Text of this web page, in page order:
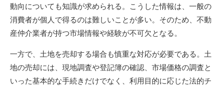
動向についても知識が求められる。こうした情報は、一般の
消費者が個人で得るのは難しいことが多い。そのため、不動
産仲介業者が持つ市場情報や経験が不可欠となる。
一方で、土地を売却する場合も慎重な対応が必要である。土
地の売却には、現地調査や登記簿の確認、市場価格の調査と
いった基本的な手続きだけでなく、利用目的に応じた法的チ